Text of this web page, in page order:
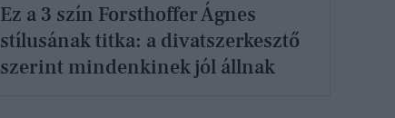
Ez a 3 szín Forsthoffer Ágnes
stílusának titka: a divatszerkesztő
szerint mindenkinek jól állnak